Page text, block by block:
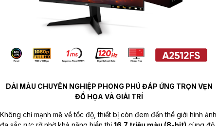
DẢI MÀU CHUYÊN NGHIỆP PHONG PHÚ ĐÁP ỨNG TRỌN VẸN
ĐỒ HỌA VÀ GIẢI TRÍ
Không chỉ mạnh mẽ về tốc độ, thiết bị còn đem đến thế giới hình ảnh